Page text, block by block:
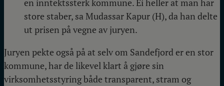
en inntektssterk kommune. Ei heller at man har
store staber, sa Mudassar Kapur (H), da han delte
ut prisen på vegne av juryen.
Juryen pekte også på at selv om Sandefjord er en stor
kommune, har de likevel klart å gjøre sin
virksomhetsstyring både transparent, stram og